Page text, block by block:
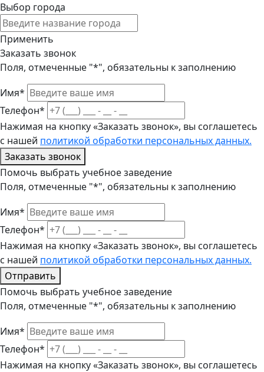
Выбор города
Применить
Заказать звонок
Поля, отмеченные "*", обязательны к заполнению
Имя*
Телефон*
Нажимая на кнопку «Заказать звонок», вы соглашетесь
с нашей политикой обработки персональных данных.
Заказать звонок
Помочь выбрать учебное заведение
Поля, отмеченные "*", обязательны к заполнению
Имя*
Телефон*
Нажимая на кнопку «Заказать звонок», вы соглашетесь
с нашей политикой обработки персональных данных.
Отправить
Помочь выбрать учебное заведение
Поля, отмеченные "*", обязательны к заполнению
Имя*
Телефон*
Нажимая на кнопку «Заказать звонок», вы соглашетесь